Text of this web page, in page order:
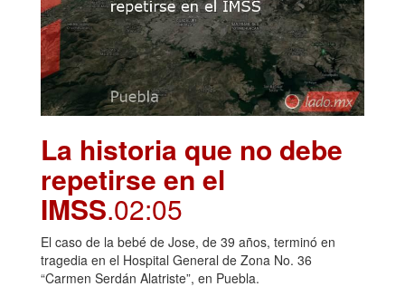
La historia que no debe
repetirse en el
IMSS.02:05
El caso de la bebé de Jose, de 39 años, terminó en
tragedia en el Hospital General de Zona No. 36
“Carmen Serdán Alatriste”, en Puebla.